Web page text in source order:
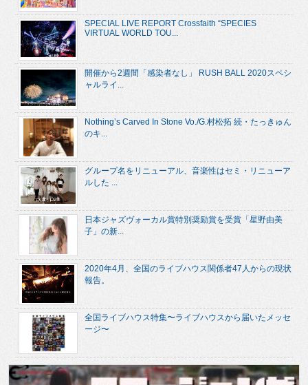
SPECIAL LIVE REPORT Crossfaith “SPECIES
VIRTUAL WORLD TOU...
開催から2週間「感染者なし」 RUSH BALL 2020スペシ
ャルライ...
Nothing’s Carved In Stone Vo./G.村松拓 続・たっきゅん
のキ...
グループ名をリニューアル、音楽性はセミ・リニューア
ルした ...
日本ジャズヴォーカル賞特別奨励賞を受賞「星野由美
子」の新...
2020年4月、全国のライブハウス関係者47人からの現状
報告。
全国ライブハウス特集〜ライブハウスから届いたメッセ
ージ〜